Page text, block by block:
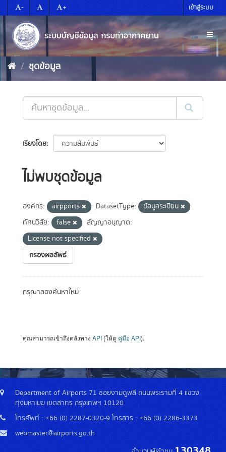
to
content
- + เข้าสู่ระบบ
ชุดข้อมูล
เรียงโดย
ไม่พบชุดข้อมูล
องค์กร: airpports DatasetType:
ข้อมูลระเบียน
ทัศนวิสัย:
false
สัญญาอนุญาต:
License not specified
กรองผลลัพธ์
กรุณาลองค้นหาใหม่
คุณสามารถเข้าถึงคลังทาง API (ให้ดู คู่มือ API).
Department of Airports 71 ซอยงามดูพลี ถนนพระรามที่ 4 แขวง
ทุ่งมหาเมฆ เขตสาทร กรุงเทพฯ 10120
โทรศัพท์ : +66 (0) 2287-0320-9 โทรสาร : +66 (0) 2286-3373
webmaster@airports.go.th